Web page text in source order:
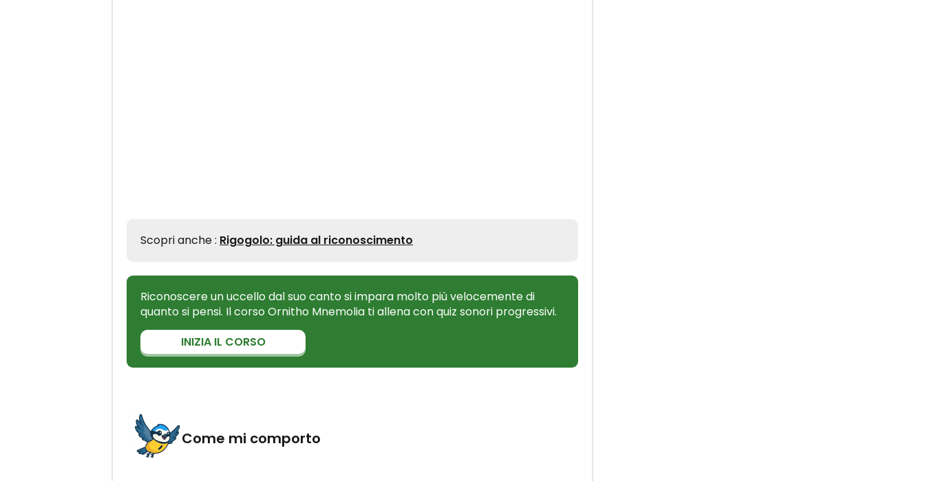
Scopri anche : Rigogolo: guida al riconoscimento
Riconoscere un uccello dal suo canto si impara molto più velocemente di
quanto si pensi. Il corso Ornitho Mnemolia ti allena con quiz sonori progressivi.
INIZIA IL CORSO
Come mi comporto